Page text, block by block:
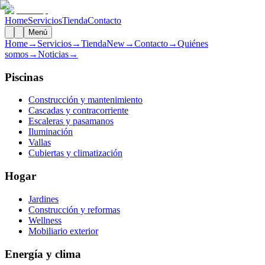
HomeServiciosTiendaContacto
Menú
Home→ Servicios→TiendaNew→Contacto→Quiénes
somos→Noticias→
Piscinas
Construcción y mantenimiento
Cascadas y contracorriente
Escaleras y pasamanos
Iluminación
Vallas
Cubiertas y climatización
Hogar
Jardines
Construcción y reformas
Wellness
Mobiliario exterior
Energía y clima